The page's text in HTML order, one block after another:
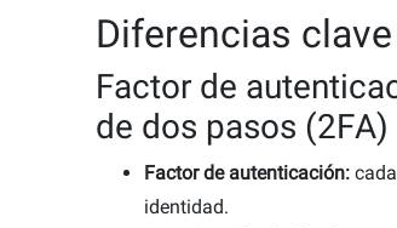
Diferencias clave
Factor de
de dos pasos (2FA)
Factor de autenticación:
identidad.